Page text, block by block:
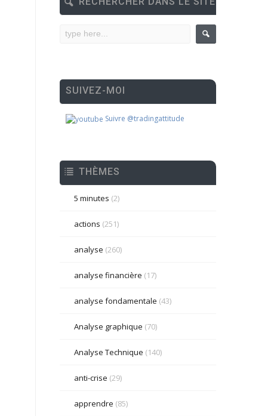
SUIVEZ-MOI
Suivre @tradingattitude
THÈMES
5 minutes (2)
actions (251)
analyse (260)
analyse financière (17)
analyse fondamentale (43)
Analyse graphique (70)
Analyse Technique (140)
anti-crise (29)
apprendre (85)